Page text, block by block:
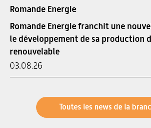
Romande Energie
Romande Energie franchit une
le développement de sa production
renouvelable
03.08.26
Toutes les news de la